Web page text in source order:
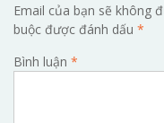
Email của bạn sẽ không
buộc được đánh dấu *
Bình luận *